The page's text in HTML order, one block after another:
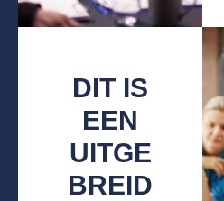
DIT IS
EEN
UITGE
BREID